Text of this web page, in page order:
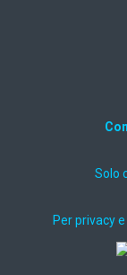
Solo
Per privacy